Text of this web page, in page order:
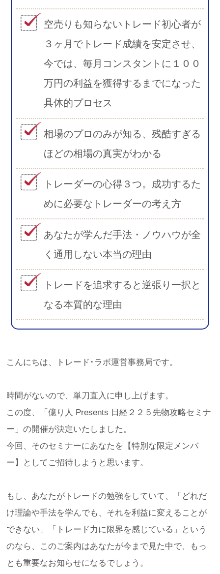
空売りも知らないトレード初心者が
３ヶ月でトレード成績を安定させ、
今では、毎月コンスタントに１００
万円の利益を獲得するまでになった
具体的プロセス
相場のプロのみが知る、残酷すぎる
ほどの相場の真実がわかる
トレーダーの心得３つ。成功するた
めに必要なトレーダーの考え方
あなたが学んだ手法・ノウハウが全
く通用しない本当の理由
トレードを追求すると逆張り一択と
なる本質的な理由
こんにちは、トレード･ラボ運営事務局です。
時間がないので、単刀直入に申し上げます。
この度、「億り人 Presents 日経２２５先物攻略セミナ
ー」の開催が決定いたしました。
今回、そのセミナーにあなたを【特別な限定メンバ
ー】としてご招待しようと思います。
もし、あなたがトレードの勉強をしていて、「どれだ
け理論や手法を学んでも、それを利益に変えることが
できない」「トレード力に限界を感じている」という
のなら、このご案内はあなたが今まで見た中で、もっ
とも重要なお知らせになるでしょう。